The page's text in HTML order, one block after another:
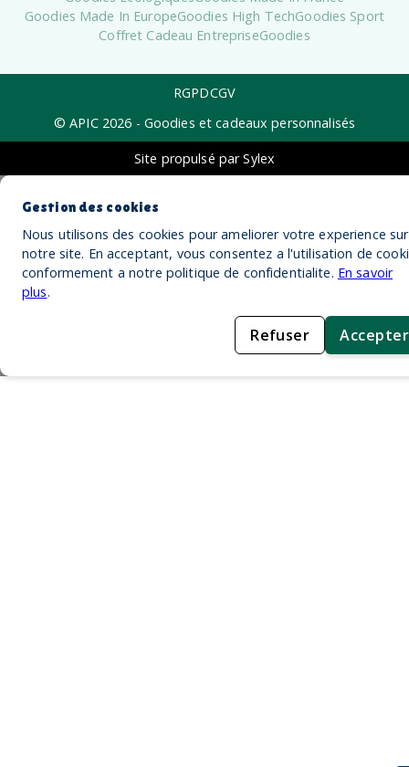
Goodies Made In EuropeGoodies High TechGoodies Sport
Coffret Cadeau EntrepriseGoodies
RGPDCGV
© APIC 2026 - Goodies et cadeaux personnalisés
Site propulsé par Sylex
Gestion des cookies
Nous utilisons des cookies pour ameliorer votre experience sur
notre site. En acceptant, vous consentez a l'utilisation de
conformement a notre politique de confidentialite. En savoir
plus.
Refuser Accepter